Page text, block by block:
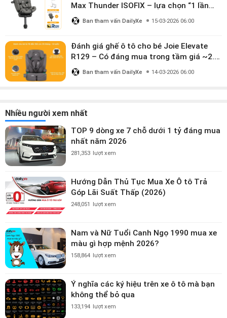
Max Thunder ISOFIX – lựa chọn “1 lần
dùng đến 12 năm” có đáng giá gần 9
triệu?
Ban tham vấn DailyXe 15-03-2026 06:00
Đánh giá ghế ô tô cho bé Joie Elevate
R129 – Có đáng mua trong tầm giá ~2.8
triệu?
Ban tham vấn DailyXe 14-03-2026 06:00
Nhiều người xem nhất
TOP 9 dòng xe 7 chỗ dưới 1 tỷ đáng mua
nhất năm 2026
281,353 lượt xem
Hướng Dẫn Thủ Tục Mua Xe Ô tô Trả
Góp Lãi Suất Thấp (2026)
248,051 lượt xem
Nam và Nữ Tuổi Canh Ngọ 1990 mua xe
màu gì hợp mệnh 2026?
158,864 lượt xem
Ý nghĩa các ký hiệu trên xe ô tô mà bạn
không thể bỏ qua
133,194 lượt xem